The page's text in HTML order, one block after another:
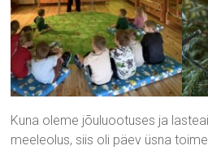
Kuna oleme jõuluootuses ja
meeleolus, siis oli päev üsna